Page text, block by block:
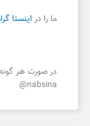
ما را دراینستا
در صورت هر
nabsina@